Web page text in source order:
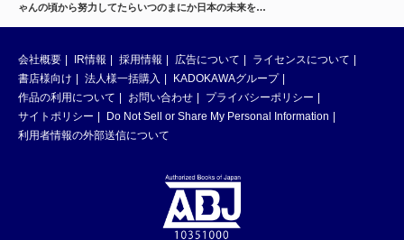
ゃんの頃から努力してたらいつのまにか日本の未来を…
会社概要 IR情報 採用情報 広告について
ライセンスについて
書店様向け
法人様一括購入
KADOKAWAグループ
作品の利用について
お問い合わせ
プライバシーポリシー
サイトポリシー
Do Not Sell or Share My Personal Information
利用者情報の外部送信について